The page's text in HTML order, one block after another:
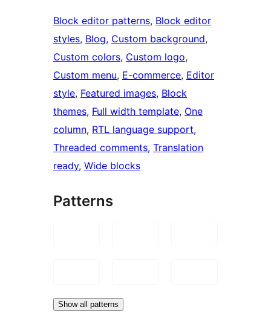
Block editor patterns, Block editor
styles, Blog, Custom background
Custom colors, Custom logo
Custom menu, E-commerce, Editor
style, Featured images, Block
themes, Full width template, One
column, RTL language support
Threaded comments, Translation
ready, Wide blocks
Patterns
Show all patterns